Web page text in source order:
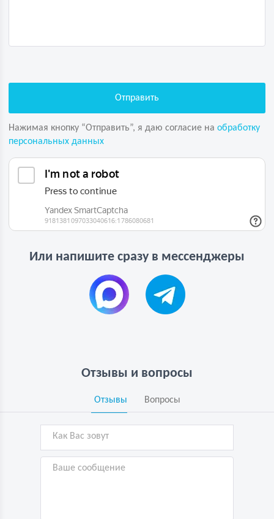
Нажимая кнопку “Отправить”, я даю согласие на обработку
персональных данных
Или напишите сразу в мессенджеры
Отзывы и вопросы
Отзывы Вопросы